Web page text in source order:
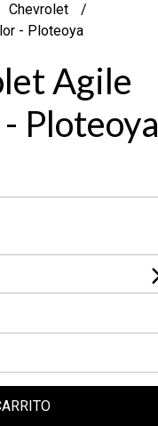
Chevrolet
- Ploteoya
Agile
Ploteoya